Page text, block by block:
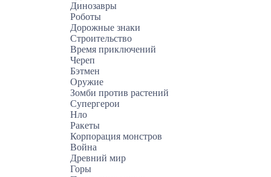
Динозавры
Роботы
Дорожные знаки
Строительство
Время приключений
Череп
Бэтмен
Оружие
Зомби против растений
Супергерои
Нло
Ракеты
Корпорация монстров
Война
Древний мир
Горы